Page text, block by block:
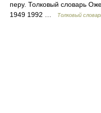
перу. Толковый словарь
1949 1992 …
Толковый